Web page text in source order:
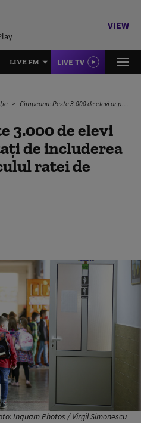
VIEW
LIVE FM LIVE TV
Cîmpeanu: Peste 3.000 de elevi ar putea fi afectați de includerea focarelor în calculul ratei de infectare
3.000 de elevi
de includerea
ratei de
Inquam Photos / Virgil Simonescu